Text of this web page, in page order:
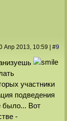
Апр 2013, 10:59 #9
участники
подведения
было... Вот
-